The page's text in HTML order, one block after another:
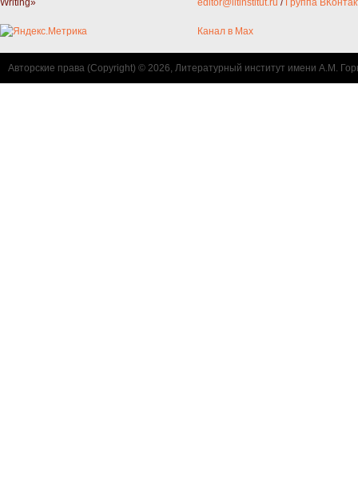
Writing» editor@litinstitut.ru / Группа
Канал в Max
Авторские права (Copyright) © 2026, Литературный институт имени А.М.